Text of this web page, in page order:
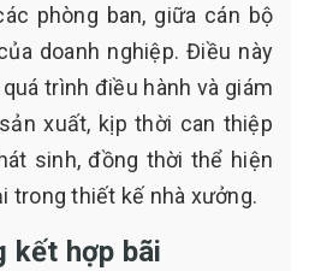
phòng ban, giữa cán bộ
doanh nghiệp. Điều này
trình điều hành và giám
xuất, kịp thời can thiệp
sinh, đồng thời thể hiện
trong thiết kế nhà xưởng.
kết hợp bãi